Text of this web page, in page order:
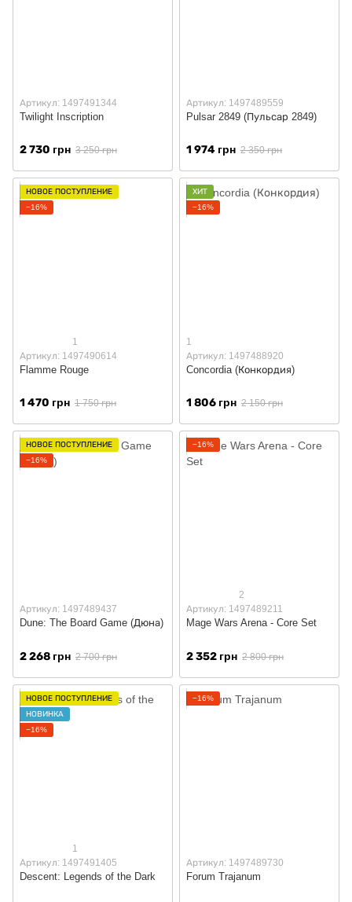
Артикул: 1497491344
Twilight Inscription
2 730 грн 3 250 грн
Артикул: 1497489559
Pulsar 2849 (Пульсар 2849)
1 974 грн 2 350 грн
НОВОЕ ПОСТУПЛЕНИЕ
−16%
1
Артикул: 1497490614
Flamme Rouge
1 470 грн 1 750 грн
ХИТ
−16%
1
Артикул: 1497488920
Concordia (Конкордия)
1 806 грн 2 150 грн
НОВОЕ ПОСТУПЛЕНИЕ
−16%
Артикул: 1497489437
Dune: The Board Game (Дюна)
2 268 грн 2 700 грн
−16%
2
Артикул: 1497489211
Mage Wars Arena - Core Set
2 352 грн 2 800 грн
НОВОЕ ПОСТУПЛЕНИЕ
НОВИНКА
−16%
1
Артикул: 1497491405
Descent: Legends of the Dark
−16%
Артикул: 1497489730
Forum Trajanum